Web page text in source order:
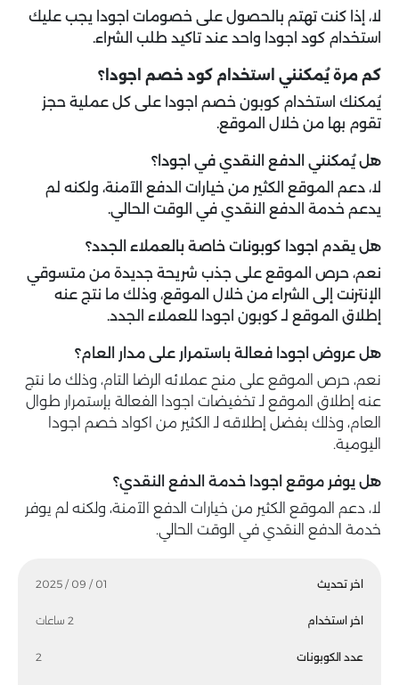
اخر تحديث 01 / 09 / 2025
اخر استخدام 2 ساعات
عدد الكوبونات 2
لا، إذا كنت تهتم بالحصول على خصومات اجودا يجب عليك
استخدام كود اجودا واحد عند تاكيد طلب الشراء.
كم مرة يُمكنني استخدام كود خصم اجودا؟
يُمكنك استخدام كوبون خصم اجودا على كل عملية حجز
تقوم بها من خلال الموقع.
هل يُمكنني الدفع النقدي في اجودا؟
لا، دعم الموقع الكثير من خيارات الدفع الآمنة، ولكنه لم
يدعم خدمة الدفع النقدي في الوقت الحالي.
هل يقدم اجودا كوبونات خاصة بالعملاء الجدد؟
نعم، حرص الموقع على جذب شريحة جديدة من متسوقي
الإنترنت إلى الشراء من خلال الموقع، وذلك ما نتج عنه
إطلاق الموقع لـ كوبون اجودا للعملاء الجدد.
هل عروض اجودا فعالة باستمرار على مدار العام؟
نعم، حرص الموقع على منح عملائه الرضا التام، وذلك ما نتج
عنه إطلاق الموقع لـ تخفيضات اجودا الفعالة بإستمرار طوال
العام، وذلك بفضل إطلاقه لـ الكثير من اكواد خصم اجودا
اليومية.
هل يوفر موقع اجودا خدمة الدفع النقدي؟
لا، دعم الموقع الكثير من خيارات الدفع الآمنة، ولكنه لم يوفر
خدمة الدفع النقدي في الوقت الحالي.